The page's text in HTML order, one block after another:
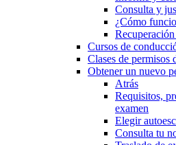
Consulta y
¿Cómo
Cursos de
Clases de permisos
Obtener un nuevo
Atrás
Requisitos,
examen
Elegir
Consulta tu